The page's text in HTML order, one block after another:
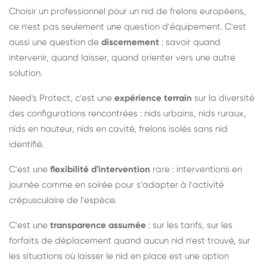
Choisir un professionnel pour un nid de frelons européens,
ce n'est pas seulement une question d'équipement. C'est
aussi une question de discernement : savoir quand
intervenir, quand laisser, quand orienter vers une autre
solution.
Need's Protect, c'est une expérience terrain sur la diversité
des configurations rencontrées : nids urbains, nids ruraux,
nids en hauteur, nids en cavité, frelons isolés sans nid
identifié.
C'est une flexibilité d'intervention rare : interventions en
journée comme en soirée pour s'adapter à l'activité
crépusculaire de l'espèce.
C'est une transparence assumée : sur les tarifs, sur les
forfaits de déplacement quand aucun nid n'est trouvé, sur
les situations où laisser le nid en place est une option